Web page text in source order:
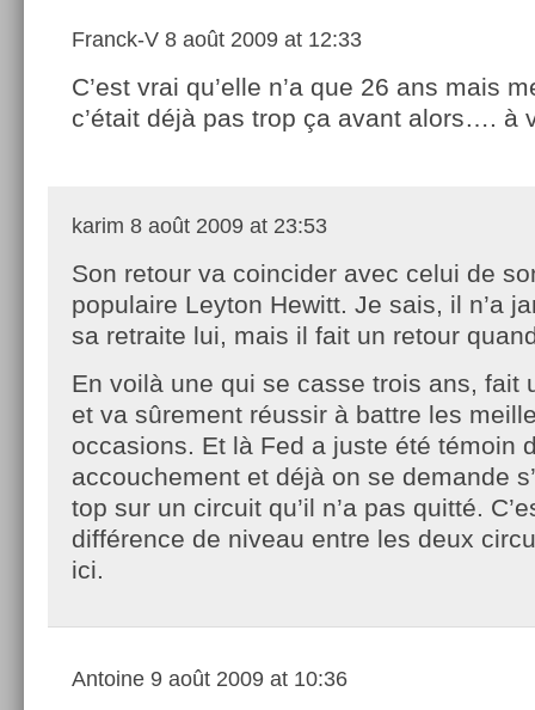
Franck-V 8 août 2009 at 12:33
C’est vrai qu’elle n’a que 26 ans mais
c’était déjà pas trop ça avant alors…. à
karim 8 août 2009 at 23:53
Son retour va coincider avec celui de
populaire Leyton Hewitt. Je sais, il n’a
sa retraite lui, mais il fait un retour
En voilà une qui se casse trois ans, fait
et va sûrement réussir à battre les
occasions. Et là Fed a juste été témoin
accouchement et déjà on se demande
top sur un circuit qu’il n’a pas quitté.
différence de niveau entre les deux
ici.
Antoine 9 août 2009 at 10:36